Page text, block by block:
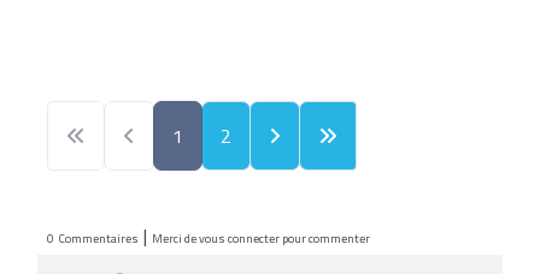
1 2
0 Commentaires | Merci de vous connecter pour commenter